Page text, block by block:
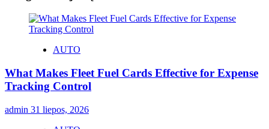
AUTO
What Makes Fleet Fuel Cards Effective for Expense
Tracking Control
admin 31 liepos, 2026